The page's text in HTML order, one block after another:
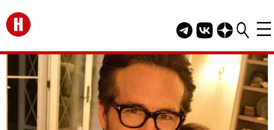
Перейти на главную
Telegram канал
Группа HELLO
Канал